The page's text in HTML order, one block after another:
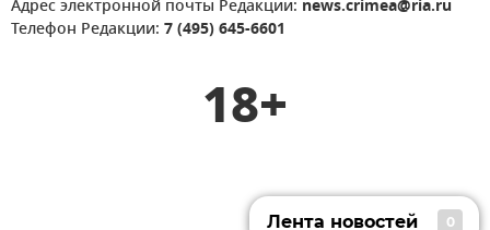
Адрес электронной почты Редакции: news.crimea@ria.ru
Телефон Редакции: 7 (495) 645-6601
18+
Лента новостей 0